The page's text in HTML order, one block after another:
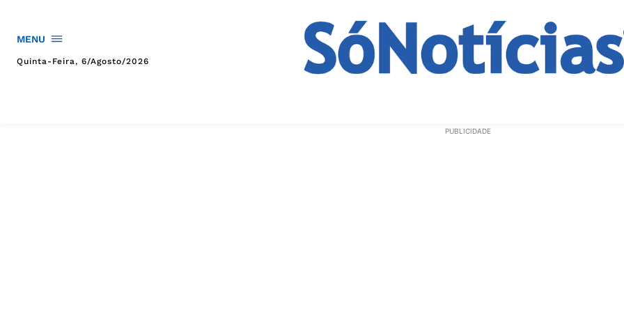
MENU
Quinta-Feira, 6/agosto/2026
PUBLICIDADE